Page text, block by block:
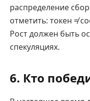
распределение
отметить: токен ≠
Рост должен быть
спекуляциях.
6. Кто